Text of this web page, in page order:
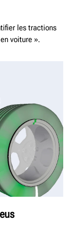
les tractions
voiture ».